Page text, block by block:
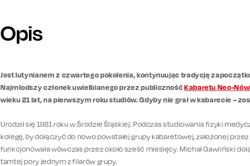
Opis
Jest lutynianem z czwartego pokolenia, kontynuując tradycję
Najmłodszy członek uwielbianego przez publicznośćKabaretu Neo-
wieku 21 lat, na pierwszym roku studiów. Gdyby nie grał w kabarecie –
Urodził się 1981 roku w Środzie Śląskiej. Podczas studiowania fizyki
kolegę, by dołączyć do nowo powstałej grupy kabaretowej, założonej przez
funkcjonowała wówczas przez około sześć miesięcy. Michał Gawliński
tamtej pory jednym z filarów grupy.